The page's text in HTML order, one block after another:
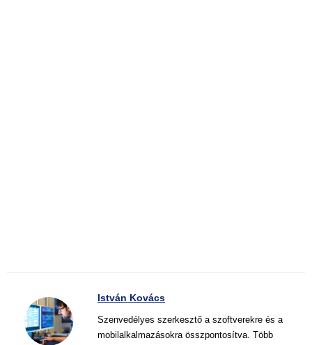
István Kovács
Szenvedélyes szerkesztő a szoftverekre és a
mobilalkalmazásokra összpontosítva. Több